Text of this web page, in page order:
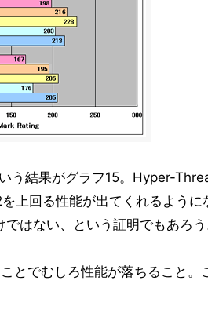
う結果がグラフ15。Hyper-
上回る性能が出てくれるように
はない、という証明でもあろう
とでむしろ性能が落ちること